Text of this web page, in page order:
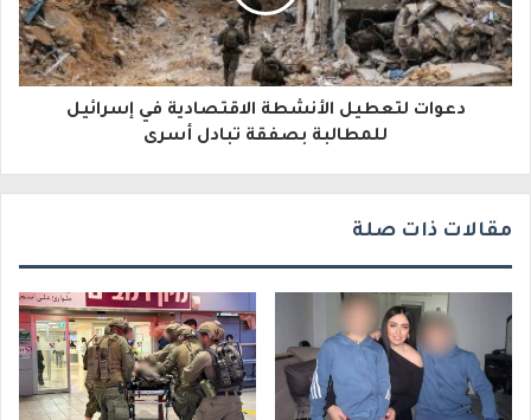
ت
ر
دعوات لتعطيل الأنشطة الاقتصادية في إسرائيل
للمطالبة بصفقة تبادل أسرى
مقالات ذات صلة